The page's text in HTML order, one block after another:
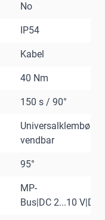
No
IP54
Kabel
40 Nm
150 s / 90°
vendbar
95°
MP-
Bus|DC 2...10 V|DC